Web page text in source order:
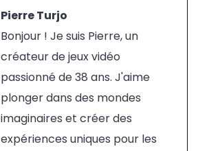
Pierre Turjo
Bonjour ! Je suis Pierre, un
créateur de jeux vidéo
passionné de 38 ans. J'aime
plonger dans des mondes
imaginaires et créer des
expériences uniques pour les